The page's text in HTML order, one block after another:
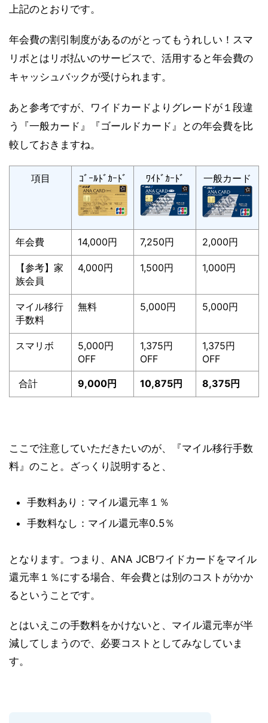
上記のとおりです。
年会費の割引制度があるのがとってもうれしい！スマ
リボとはリボ払いのサービスで、活用すると年会費の
キャッシュバックが受けられます。
あと参考ですが、ワイドカードよりグレードが１段違
う『一般カード』『ゴールドカード 』との年会費を比
較しておきますね。
項目 ｺﾞｰﾙﾄﾞｶｰﾄﾞ ﾜｲﾄﾞｶｰﾄﾞ 一般カード
年会費 14,000円 7,250円 2,000円
【参考】家
族会員
4,000円 1,500円 1,000円
マイル移行
手数料
無料 5,000円 5,000円
スマリボ
5,000円
OFF
1,375円
OFF
1,375円
OFF
合計 9,000円 10,875円 8,375円
ここで注意していただきたいのが、『マイル移行手数
料』のこと。ざっくり説明すると、
手数料あり：マイル還元率１％
手数料なし：マイル還元率0.5％
となります。つまり、 ANA JCBワイドカードをマイル
還元率１％にする場合、年会費とは別のコストがかか
る ということです。
とはいえこの手数料をかけないと、マイル還元率が半
減してしまうので、必要コストとしてみなしていま
す。